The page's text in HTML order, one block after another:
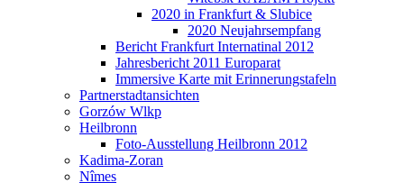
2020 in Frankfurt & Slubice
2020 Neujahrsempfang
Bericht Frankfurt Internatinal 2012
Jahresbericht 2011 Europarat
Immersive Karte mit Erinnerungstafeln
Partnerstadtansichten
Gorzów Wlkp
Heilbronn
Foto-Ausstellung Heilbronn 2012
Kadima-Zoran
Nîmes